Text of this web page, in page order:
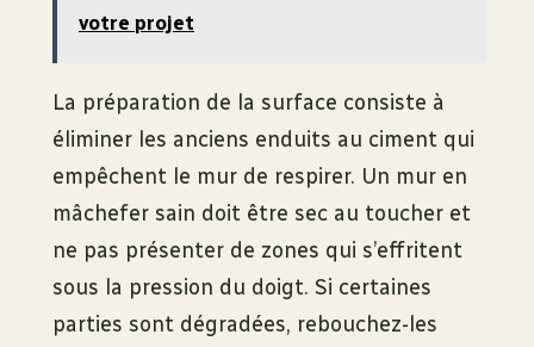
votre projet
La préparation de la surface consiste à
éliminer les anciens enduits au ciment qui
empêchent le mur de respirer. Un mur en
mâchefer sain doit être sec au toucher et
ne pas présenter de zones qui s’effritent
sous la pression du doigt. Si certaines
parties sont dégradées, rebouchez-les